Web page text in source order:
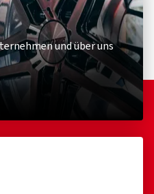
und über uns